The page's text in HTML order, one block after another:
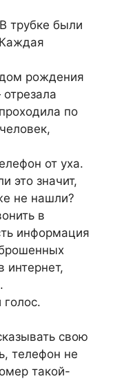
трубке были
рождения
по
от уха.
это значит,
не нашли?
в
информация
интернет,
свою
телефон не
такой-